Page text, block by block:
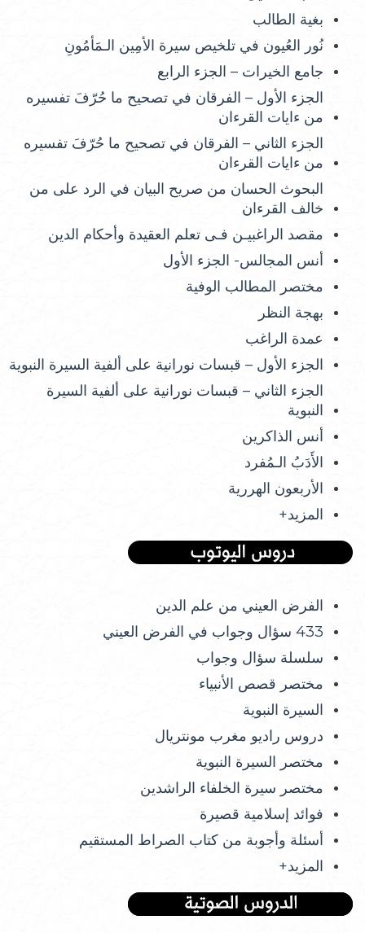
بغية الطالب
نُور العُيون في تلخيص سيرة الأمِين الـمَأمُونِ
جامع الخيرات – الجزء الرابع
الجزء الأول – الفرقان في تصحيح ما حُرّفَ تفسيره
من ءايات القرءان
الجزء الثاني – الفرقان في تصحيح ما حُرّفَ تفسيره
من ءايات القرءان
البحوث الحسان من صريح البيان في الرد على من
خالف القرءان
مقصد الراغبيـن فـى تعلم العقيدة وأحكام الدين
أنس المجالس- الجزء الأول
مختصر المطالب الوفية
بهجة النظر
عمدة الراغب
الجزء الأول – قبسات نورانية على ألفية السيرة النبوية
الجزء الثاني – قبسات نورانية على ألفية السيرة
النبوية
أنس الذاكرين
الأَدَبُ الـمُفرد
الأربعون الهررية
المزيد+
الفرض العيني من علم الدين
433 سؤال وجواب في الفرض العيني
سلسلة سؤال وجواب
مختصر قصص الأنبياء
السيرة النبوية
دروس راديو مغرب مونتريال
مختصر السيرة النبوية
مختصر سيرة الخلفاء الراشدين
فوائد إسلامية قصيرة
أسئلة وأجوبة من كتاب الصراط المستقيم
المزيد+